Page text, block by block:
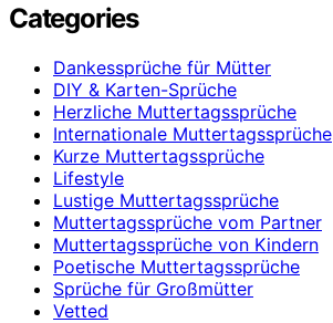
Categories
Dankessprüche für Mütter
DIY & Karten-Sprüche
Herzliche Muttertagssprüche
Internationale Muttertagssprüche
Kurze Muttertagssprüche
Lifestyle
Lustige Muttertagssprüche
Muttertagssprüche vom Partner
Muttertagssprüche von Kindern
Poetische Muttertagssprüche
Sprüche für Großmütter
Vetted